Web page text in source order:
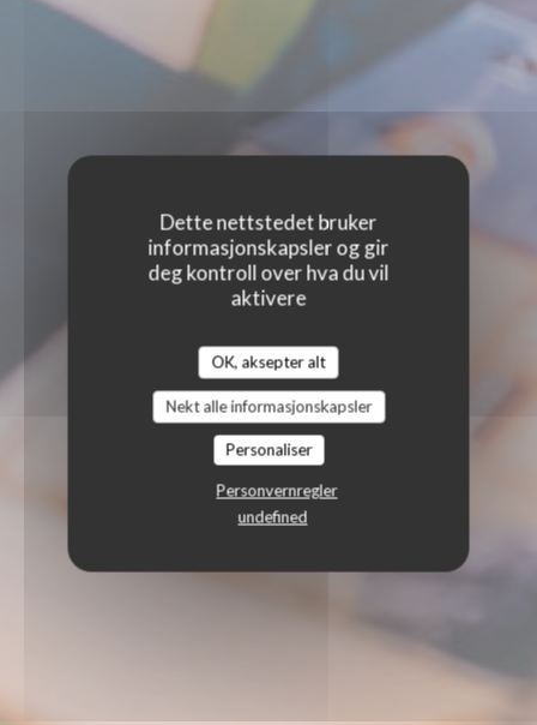
Dette nettstedet bruker
informasjonskapsler og gir
deg kontroll over hva du vil
aktivere
OK, aksepter alt
Nekt alle informasjonskapsler
Personaliser
Personvernregler
undefined